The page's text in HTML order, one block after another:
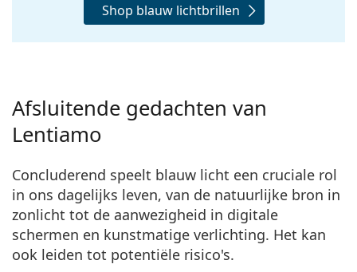
Shop blauw lichtbrillen
Afsluitende gedachten van
Lentiamo
Concluderend speelt blauw licht een cruciale rol
in ons dagelijks leven, van de natuurlijke bron in
zonlicht tot de aanwezigheid in digitale
schermen en kunstmatige verlichting. Het kan
ook leiden tot potentiële risico's.